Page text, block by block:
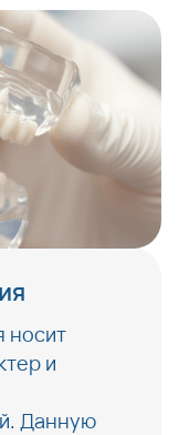
носит
и
Данную